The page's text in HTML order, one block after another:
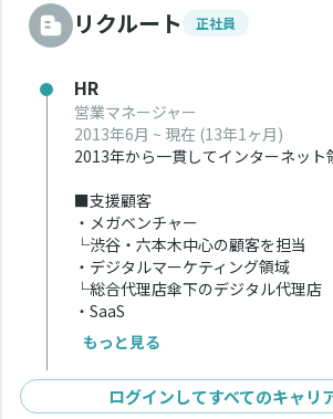
リクルート
正社員
HR
営業マネージャー
2013年6月 ~ 現在 (13年1ヶ月)
2013年から一貫してインターネット
■支援顧客
・メガベンチャー
└渋谷・六本木中心の顧客を担当
・デジタルマーケティング領域
└総合代理店傘下のデジタル代理店
・SaaS
・DXコンサル
・シード期～IPO達成顧客
└IPO達成顧客は10社程度担当
もっと見る
ログインしてすべてのキャリ